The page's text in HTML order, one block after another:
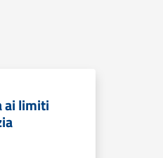
ai limiti